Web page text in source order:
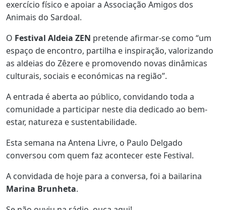
exercício físico e apoiar a Associação Amigos dos
Animais do Sardoal.
O Festival Aldeia ZEN pretende afirmar-se como “um
espaço de encontro, partilha e inspiração, valorizando
as aldeias do Zêzere e promovendo novas dinâmicas
culturais, sociais e económicas na região”.
A entrada é aberta ao público, convidando toda a
comunidade a participar neste dia dedicado ao bem-
estar, natureza e sustentabilidade.
Esta semana na Antena Livre, o Paulo Delgado
conversou com quem faz acontecer este Festival.
A convidada de hoje para a conversa, foi a bailarina
Marina Brunheta.